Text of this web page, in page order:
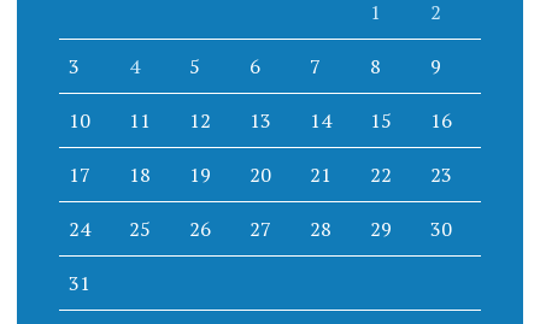
1 2
3 4 5 6 7 8 9
10 11 12 13 14 15 16
17 18 19 20 21 22 23
24 25 26 27 28 29 30
31